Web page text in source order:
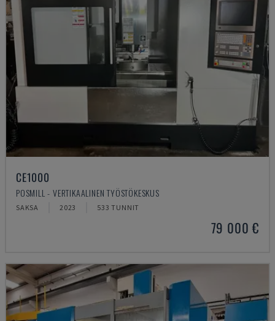
CE1000
POSMILL - VERTIKAALINEN TYÖSTÖKESKUS
SAKSA 2023 533 TUNNIT
79 000 €